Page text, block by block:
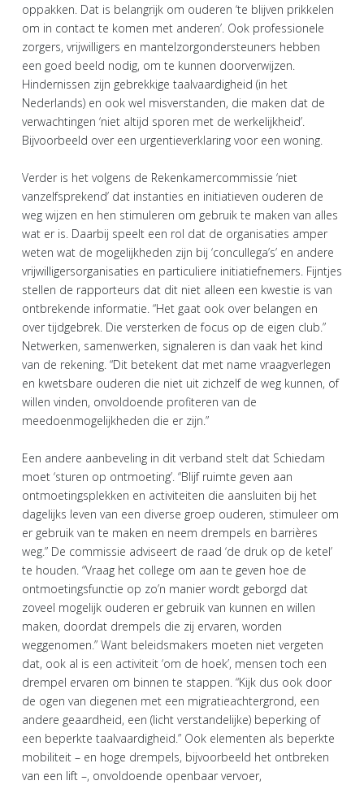
oppakken. Dat is belangrijk om ouderen ‘te blijven prikkelen
om in contact te komen met anderen’. Ook professionele
zorgers, vrijwilligers en mantelzorgondersteuners hebben
een goed beeld nodig, om te kunnen doorverwijzen.
Hindernissen zijn gebrekkige taalvaardigheid (in het
Nederlands) en ook wel misverstanden, die maken dat de
verwachtingen ‘niet altijd sporen met de werkelijkheid’.
Bijvoorbeeld over een urgentieverklaring voor een woning.
Verder is het volgens de Rekenkamercommissie ‘niet
vanzelfsprekend’ dat instanties en initiatieven ouderen de
weg wijzen en hen stimuleren om gebruik te maken van alles
wat er is. Daarbij speelt een rol dat de organisaties amper
weten wat de mogelijkheden zijn bij ‘concullega’s’ en andere
vrijwilligersorganisaties en particuliere initiatiefnemers. Fijntjes
stellen de rapporteurs dat dit niet alleen een kwestie is van
ontbrekende informatie. “Het gaat ook over belangen en
over tijdgebrek. Die versterken de focus op de eigen club.”
Netwerken, samenwerken, signaleren is dan vaak het kind
van de rekening. “Dit betekent dat met name vraagverlegen
en kwetsbare ouderen die niet uit zichzelf de weg kunnen, of
willen vinden, onvoldoende profiteren van de
meedoenmogelijkheden die er zijn.”
Een andere aanbeveling in dit verband stelt dat Schiedam
moet ‘sturen op ontmoeting’. “Blijf ruimte geven aan
ontmoetingsplekken en activiteiten die aansluiten bij het
dagelijks leven van een diverse groep ouderen, stimuleer om
er gebruik van te maken en neem drempels en barrières
weg.” De commissie adviseert de raad ‘de druk op de ketel’
te houden. “Vraag het college om aan te geven hoe de
ontmoetingsfunctie op zo’n manier wordt geborgd dat
zoveel mogelijk ouderen er gebruik van kunnen en willen
maken, doordat drempels die zij ervaren, worden
weggenomen.” Want beleidsmakers moeten niet vergeten
dat, ook al is een activiteit ‘om de hoek’, mensen toch een
drempel ervaren om binnen te stappen. “Kijk dus ook door
de ogen van diegenen met een migratieachtergrond, een
andere geaardheid, een (licht verstandelijke) beperking of
een beperkte taalvaardigheid.” Ook elementen als beperkte
mobiliteit – en hoge drempels, bijvoorbeeld het ontbreken
van een lift –, onvoldoende openbaar vervoer,